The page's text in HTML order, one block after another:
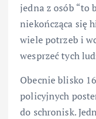
jedna z osób “to
niekończąca się
wiele potrzeb i
wesprzeć tych
Obecnie blisko
policyjnych
do schronisk.